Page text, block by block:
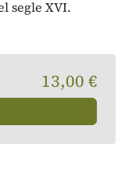
segle XVI.
13,00 €